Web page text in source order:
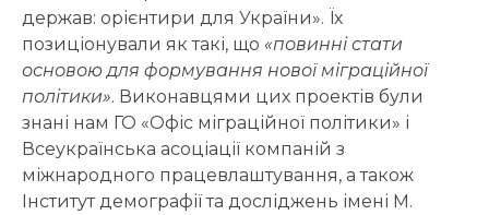
держав: орієнтири для України». Їх
позиціонували як такі, що «повинні стати
основою для формування нової міграційної
політики». Виконавцями цих проектів були
знані нам ГО «Офіс міграційної політики» і
Всеукраїнська асоціації компаній з
міжнародного працевлаштування, а також
Інститут демографії та досліджень імені М.